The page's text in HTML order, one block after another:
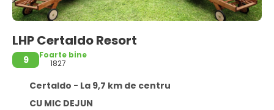
LHP Certaldo Resort
9
Foarte bine
1827
Certaldo - La 9,7 km de centru
CU MIC DEJUN